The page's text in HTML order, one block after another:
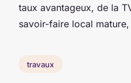
taux avantageux, de la
savoir-faire local mature,
travaux